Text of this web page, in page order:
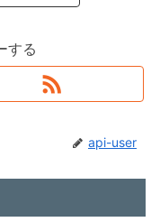
する
api-user